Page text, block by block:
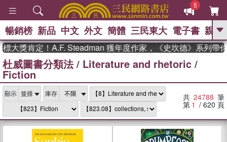
5
GO
熱搜： 東野圭吾 、 高希均教授回憶錄
史是一群喵 、 暑期推薦 、 國際布克
獎 臺灣漫遊錄 、 方念華 、 台灣的李
登輝時代 、 數學女孩：黎曼猜想 、
偉大的迷走神經
暢銷榜 新品 中文 外文 簡體 三民東大 電子書 親子
定！A.F. Steadman 獲年度作家，《史坎德》系列帶你踏上
杜威圖書分類法/ Literature and rhetoric /
Fiction
顯示 庫存 共 24788 筆
第 1 / 620 頁